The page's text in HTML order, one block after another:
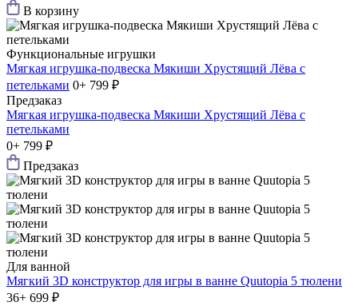
В корзину
Функциональные игрушки
Мягкая игрушка-подвеска Мякиши Хрустящий Лёва с
петельками 0+ 799 ₽
Предзаказ
Мягкая игрушка-подвеска Мякиши Хрустящий Лёва с
петельками
0+ 799 ₽
Предзаказ
Для ванной
Мягкий 3D конструктор для игры в ванне Quutopia 5 тюлени
36+ 699 ₽